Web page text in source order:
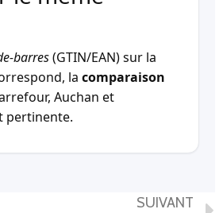
barres(GTIN/EAN) sur la
la comparaison
Auchan et
pertinente.
SUIVANT